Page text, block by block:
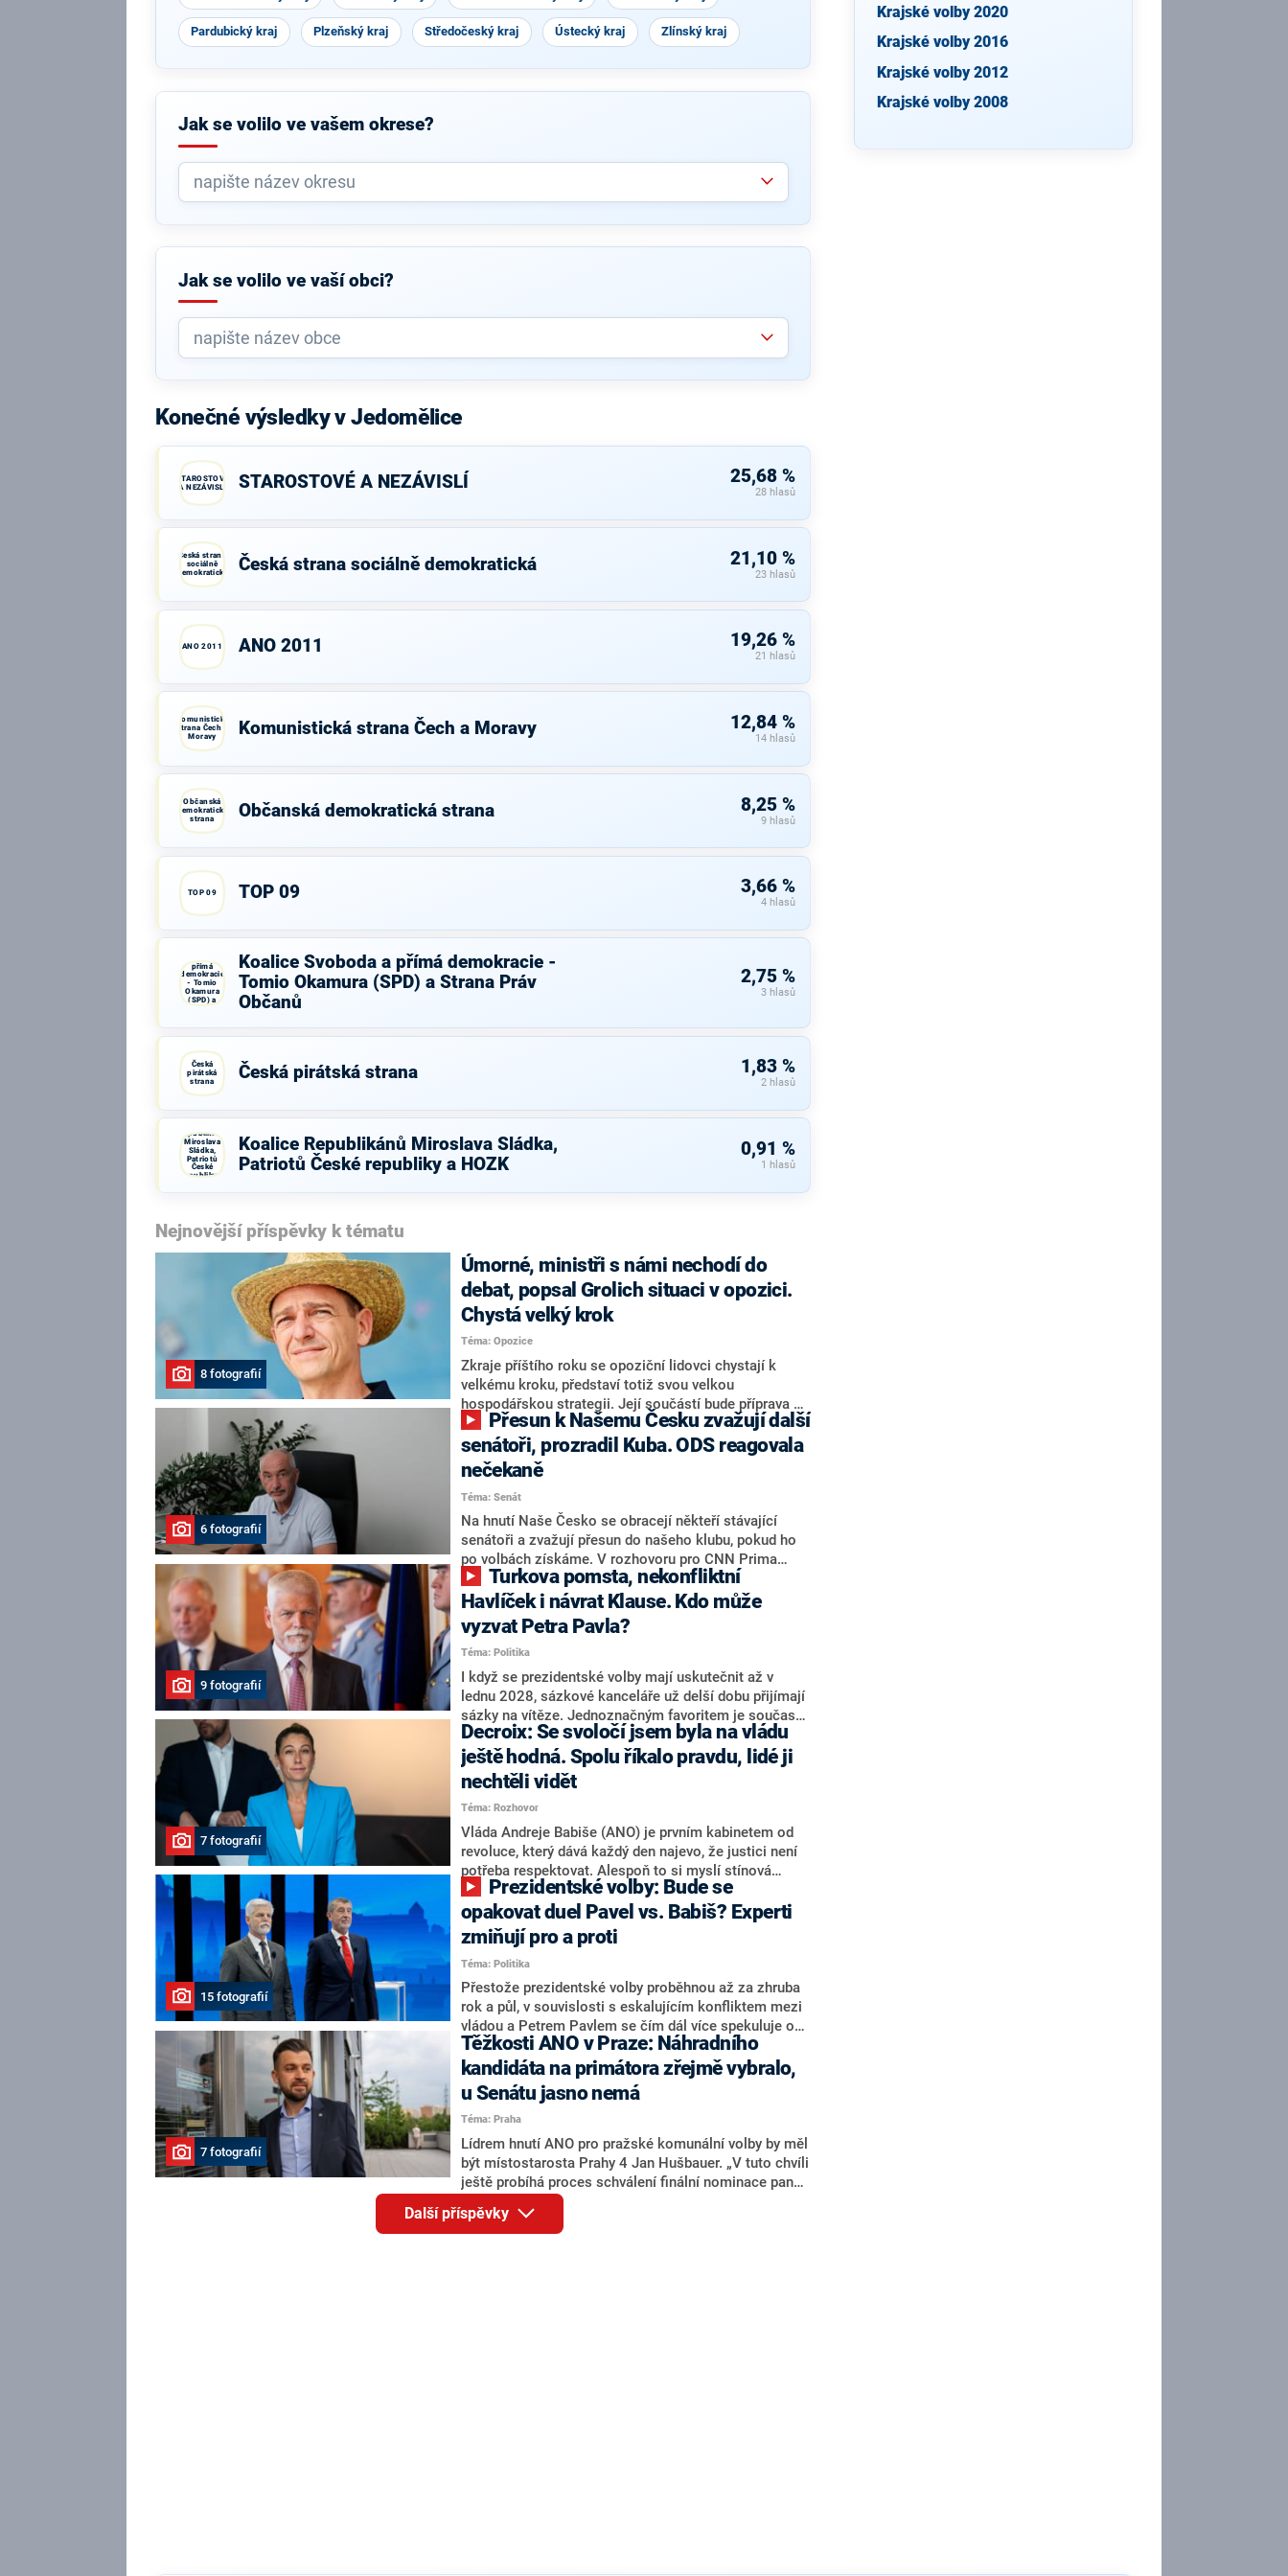
Pardubický kraj Plzeňský kraj Středočeský kraj Ústecký kraj Zlínský kraj
Jak se volilo ve vašem okrese?
Jak se volilo ve vaší obci?
Konečné výsledky v Jedomělice
STAROSTOVÉ
A NEZÁVISLÍ
STAROSTOVÉ A NEZÁVISLÍ 25,68 %
28 hlasů
Česká strana
sociálně
demokratická
Česká strana sociálně demokratická 21,10 %
23 hlasů
ANO 2011 ANO 2011 19,26 %
21 hlasů
Komunistická
strana Čech a
Moravy
Komunistická strana Čech a Moravy 12,84 %
14 hlasů
Občanská
demokratická
strana
Občanská demokratická strana 8,25 %
9 hlasů
TOP 09 TOP 09 3,66 %
4 hlasů
přímá
demokracie
- Tomio
Okamura
(SPD) a
Strana Práv
Koalice Svoboda a přímá demokracie -
Tomio Okamura (SPD) a Strana Práv
Občanů
2,75 %
3 hlasů
Česká
pirátská
strana
Česká pirátská strana 1,83 %
2 hlasů
Republikánů
Miroslava
Sládka,
Patriotů
České
republiky a
Koalice Republikánů Miroslava Sládka,
Patriotů České republiky a HOZK
0,91 %
1 hlasů
Nejnovější příspěvky k tématu
8 fotografií
Úmorné, ministři s námi nechodí do
debat, popsal Grolich situaci v opozici.
Chystá velký krok
Téma: Opozice
Zkraje příštího roku se opoziční lidovci chystají k
velkému kroku, představí totiž svou velkou
hospodářskou strategii. Její součástí bude příprava na
stárnutí populace, řekl ve středu na setkání s novináři
nový předseda lidovců Jan Grolich. Ten zároveň v
senátních volbách kandiduje ve Vyškově. Popsal i
aktivitu opozice, o níž vládní strany nebo političtí
komentátoři mluví jako o slabé a v defenzivě. „Je to
úmorná práce upozorňovat na chyby vlády. Ministři s
námi navíc nechodí do debat. Chceme ale ukazovat
svoje témata,“ odpověděl Grolich na dotaz CNN Prima
NEWS.
6 fotografií
senátoři, prozradil Kuba. ODS reagovala
nečekaně
Téma: Senát
Na hnutí Naše Česko se obracejí někteří stávající
senátoři a zvažují přesun do našeho klubu, pokud ho
po volbách získáme. V rozhovoru pro CNN Prima
NEWS to řekl zakladatel hnutí a jihočeský hejtman
Martin Kuba. Konkrétní nebyl, ale získat by takto mohl
například senátora Zdeňka Hrabu, který je dnes
součástí klubu ODS a TOP 09. Hraba to na dotaz
redakce nevyloučil. Předseda klubu senátorů ODS
Zdeněk Nytra redakci řekl, že počítá s odchodem
některých senátorů z klubu a že Naše Česko není
nepřítel, ale soupeř.
9 fotografií
Havlíček i návrat Klause. Kdo může
vyzvat Petra Pavla?
Téma: Politika
I když se prezidentské volby mají uskutečnit až v
lednu 2028, sázkové kanceláře už delší dobu přijímají
sázky na vítěze. Jednoznačným favoritem je současná
hlava státu Petr Pavel. Daleko za ním pak bookmakeři
zmiňují dva výrazné politiky ANO, tedy premiéra
Andreje Babiše a ministra průmyslu Karla Havlíčka.
Oblíbeným tipem samotných sázkařů je poslanec za
Motoristy Filip Turek. Politolog Jan Kubáček nicméně
o případné kandidatuře kohokoliv ze zmíněné trojice
značně pochybuje. Podle něj současná koalice dosud
nemá osobu, která by Pavlovi mohla konkurovat.
7 fotografií
Decroix: Se svoločí jsem byla na vládu
ještě hodná. Spolu říkalo pravdu, lidé ji
nechtěli vidět
Téma: Rozhovor
Vláda Andreje Babiše (ANO) je prvním kabinetem od
revoluce, který dává každý den najevo, že justici není
potřeba respektovat. Alespoň to si myslí stínová
ministryně spravedlnosti ODS Eva Decroix. V
rozhovoru pro CNN Prima NEWS si nebrala servítky
ohledně politického výkonu svého nástupce Jeronýma
Tejce (za ANO) či vládní zmocněnkyně pro lidská
práva Taťány Malé (ANO). Označením „svoloč“ na
adresu vlády prý byla ještě hodná. Decroix se také
vrátila k volební porážce koalice Spolu či promluvila o
hnutí Naše Česko Martina Kuby.
15 fotografií
opakovat duel Pavel vs. Babiš? Experti
zmiňují pro a proti
Téma: Politika
Přestože prezidentské volby proběhnou až za zhruba
rok a půl, v souvislosti s eskalujícím konfliktem mezi
vládou a Petrem Pavlem se čím dál více spekuluje o
tom, koho by do bitvy o Hrad mohla vyslat současná
koalice. Někteří političtí komentátoři znovu vytahují
jméno premiéra Andreje Babiše (ANO). Jak moc je
pravděpodobné, že se v prezidentských volbách 2028
bude znovu opakovat souboj z roku 2023?
7 fotografií
Těžkosti ANO v Praze: Náhradního
kandidáta na primátora zřejmě vybralo,
u Senátu jasno nemá
Téma: Praha
Lídrem hnutí ANO pro pražské komunální volby by měl
být místostarosta Prahy 4 Jan Hušbauer. „V tuto chvíli
ještě probíhá proces schválení finální nominace pana
Jana Hušbauera Výborem hnutí ANO,“ uvedl pro
redakci místopředseda pražského ANO Martin
Benkovič. O Hušbauerovi se spekulovalo jako o
Další příspěvky
Krajské volby 2020
Krajské volby 2016
Krajské volby 2012
Krajské volby 2008